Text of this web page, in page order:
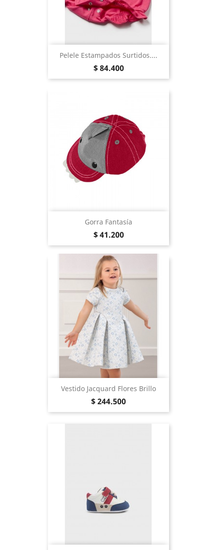
Pelele Estampados Surtidos....
Precio
$ 84.400
Gorra Fantasía
Precio
$ 41.200
Vestido Jacquard Flores Brillo
Precio
$ 244.500